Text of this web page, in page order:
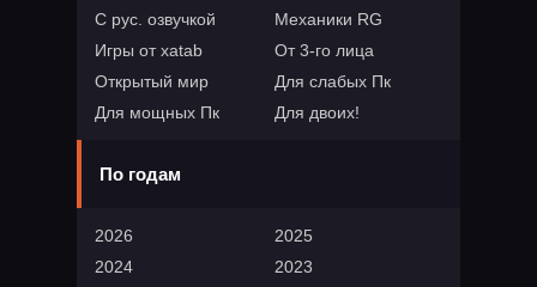
С рус. озвучкой
Механики RG
Игры от xatab
От 3-го лица
Открытый мир
Для слабых Пк
Для мощных Пк
Для двоих!
По годам
2026
2025
2024
2023